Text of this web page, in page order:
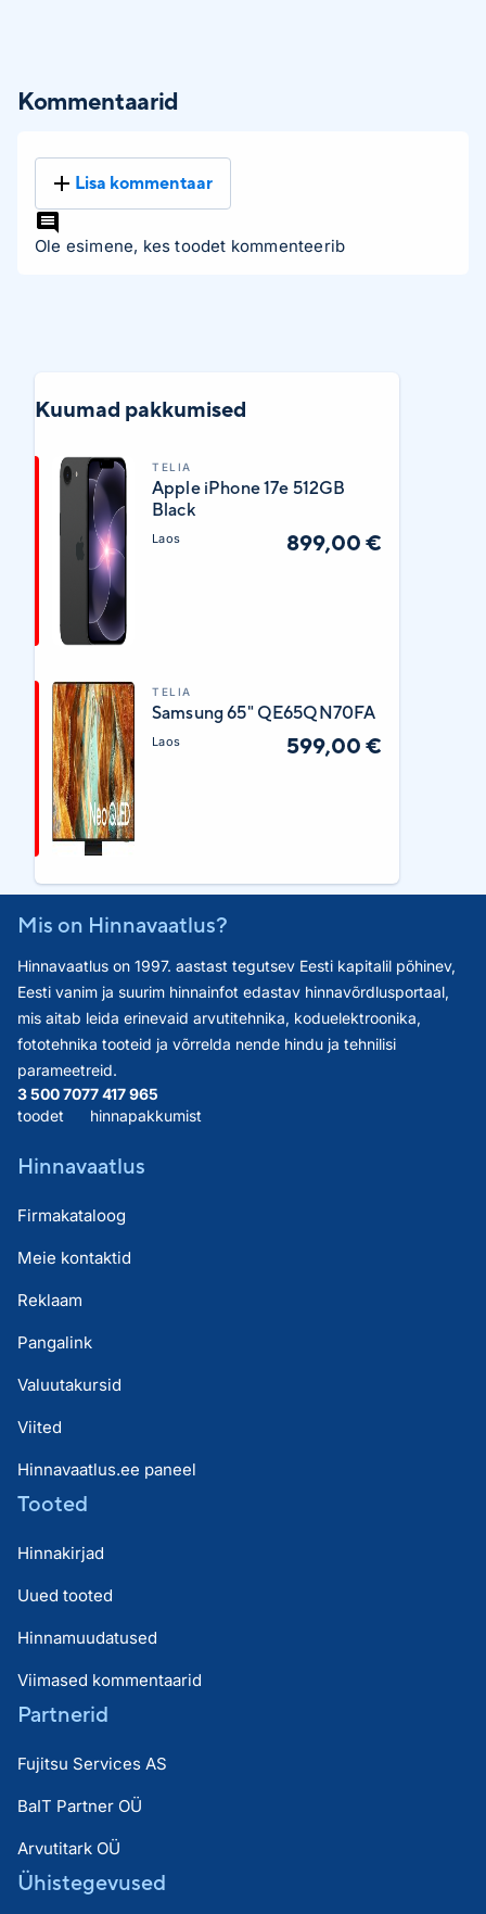
Kommentaarid
Lisa kommentaar
Ole esimene, kes toodet kommenteerib
Kuumad pakkumised
TELIA
Apple iPhone 17e 512GB
Black
Laos 899,00 €
TELIA
Samsung 65" QE65QN70FA
Laos 599,00 €
Mis on Hinnavaatlus?
Hinnavaatlus on 1997. aastast tegutsev Eesti kapitalil põhinev,
Eesti vanim ja suurim hinnainfot edastav hinnavõrdlusportaal,
mis aitab leida erinevaid arvutitehnika, koduelektroonika,
fototehnika tooteid ja võrrelda nende hindu ja tehnilisi
parameetreid.
3 500 707
toodet
7 417 965
hinnapakkumist
Hinnavaatlus
Firmakataloog
Meie kontaktid
Reklaam
Pangalink
Valuutakursid
Viited
Hinnavaatlus.ee paneel
Tooted
Hinnakirjad
Uued tooted
Hinnamuudatused
Viimased kommentaarid
Partnerid
Fujitsu Services AS
BaIT Partner OÜ
Arvutitark OÜ
Ühistegevused